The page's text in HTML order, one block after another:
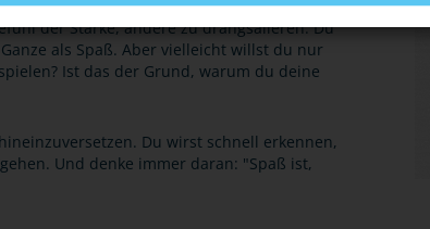
der Stärke, andere zu drangsalieren. Du
als Spaß. Aber vielleicht willst du nur
Ist das der Grund, warum du deine
Du wirst schnell erkennen,
Und denke immer daran: "Spaß ist,